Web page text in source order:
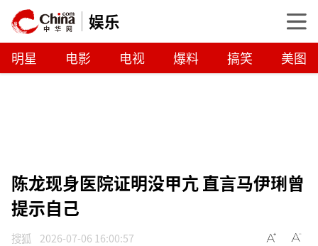
娱乐
明星 电影 电视 爆料 搞笑 美图
陈龙现身医院证明没甲亢 直言马伊琍曾
提示自己
搜狐 2026-07-06 16:00:57